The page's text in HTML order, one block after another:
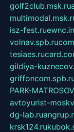
golf2club.msk.ru
isz-fest.ru
volnav.spb.ru
tesiaes.ru
gildiya-
PARK-
avtoyurist-
dg-lab.ru
krsk124.ru